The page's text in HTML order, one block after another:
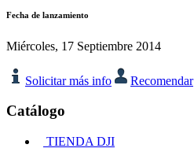
Fecha de lanzamiento
Miércoles, 17 Septiembre 2014
Solicitar más info Recomendar
Catálogo
TIENDA DJI